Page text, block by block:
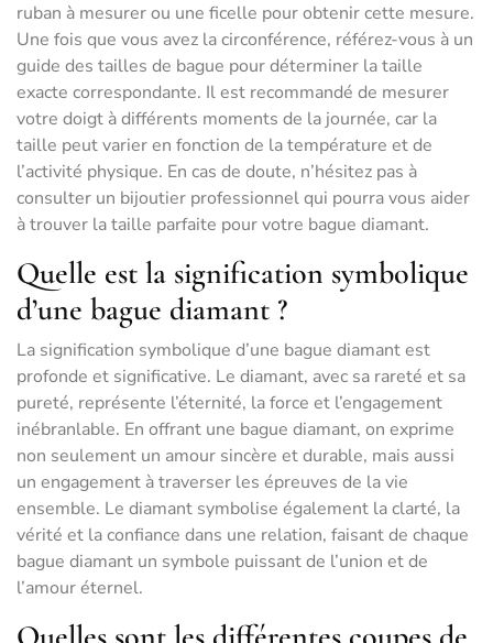
ruban à mesurer ou une ficelle pour obtenir cette mesure.
Une fois que vous avez la circonférence, référez-vous à un
guide des tailles de bague pour déterminer la taille
exacte correspondante. Il est recommandé de mesurer
votre doigt à différents moments de la journée, car la
taille peut varier en fonction de la température et de
l’activité physique. En cas de doute, n’hésitez pas à
consulter un bijoutier professionnel qui pourra vous aider
à trouver la taille parfaite pour votre bague diamant.
Quelle est la signification symbolique
d’une bague diamant ?
La signification symbolique d’une bague diamant est
profonde et significative. Le diamant, avec sa rareté et sa
pureté, représente l’éternité, la force et l’engagement
inébranlable. En offrant une bague diamant, on exprime
non seulement un amour sincère et durable, mais aussi
un engagement à traverser les épreuves de la vie
ensemble. Le diamant symbolise également la clarté, la
vérité et la confiance dans une relation, faisant de chaque
bague diamant un symbole puissant de l’union et de
l’amour éternel.